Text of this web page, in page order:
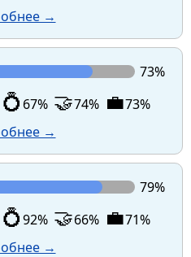
→
73%
💍 67% 🤝74% 💼73%
→
79%
💍92% 🤝66% 💼71%
→